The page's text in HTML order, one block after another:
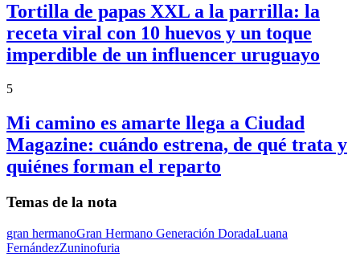
Tortilla de papas XXL a la parrilla: la
receta viral con 10 huevos y un toque
imperdible de un influencer uruguayo
5
Mi camino es amarte llega a Ciudad
Magazine: cuándo estrena, de qué trata y
quiénes forman el reparto
Temas de la nota
gran hermanoGran Hermano Generación DoradaLuana
FernándezZuninofuria